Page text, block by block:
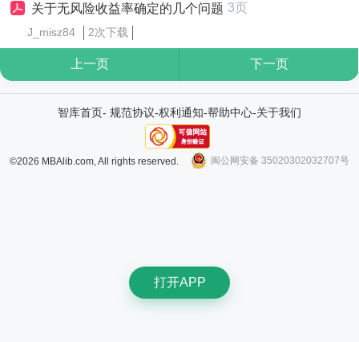
关于无风险收益率确定的几个问题 3页
J_misz84 2次下载
上一页 下一页
智库首页- 规范协议-权利通知-帮助中心-关于我们
©2026 MBAlib.com, All rights reserved. 闽公网安备 35020302032707号
打开APP